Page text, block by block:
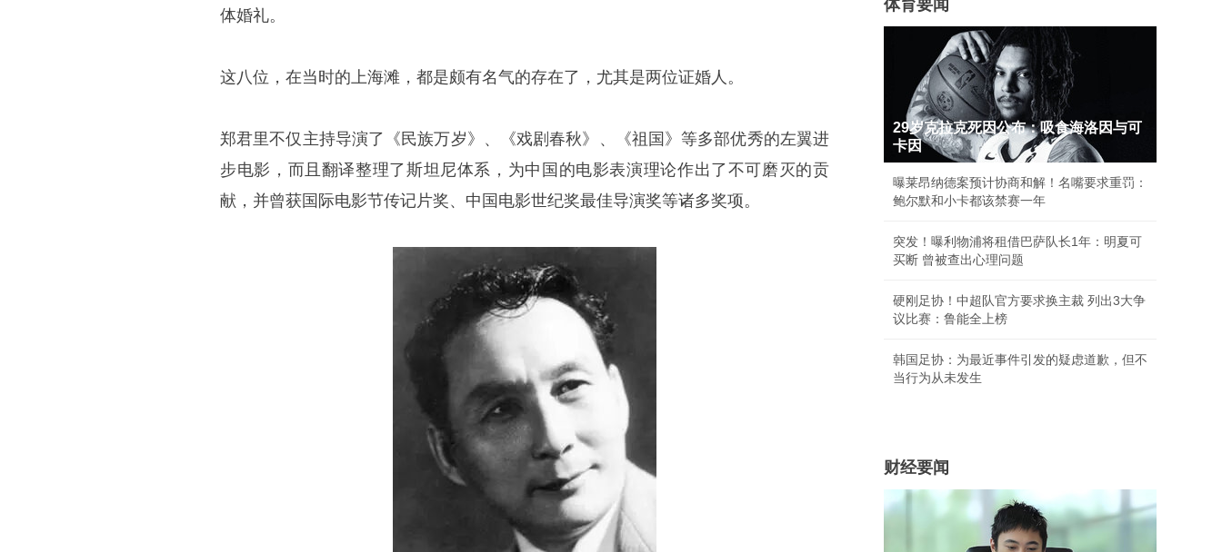
体婚礼。
这八位，在当时的上海滩，都是颇有名气的存在了，尤其是两位证婚人。
郑君里不仅主持导演了《民族万岁》、《戏剧春秋》、《祖国》等多部优秀的左翼进
步电影，而且翻译整理了斯坦尼体系，为中国的电影表演理论作出了不可磨灭的贡
献，并曾获国际电影节传记片奖、中国电影世纪奖最佳导演奖等诸多奖项。
体育要闻
29岁克拉克死因公布：吸食海洛因与可
卡因
曝莱昂纳德案预计协商和解！名嘴要求重罚：
鲍尔默和小卡都该禁赛一年
突发！曝利物浦将租借巴萨队长1年：明夏可
买断 曾被查出心理问题
硬刚足协！中超队官方要求换主裁 列出3大争
议比赛：鲁能全上榜
韩国足协：为最近事件引发的疑虑道歉，但不
当行为从未发生
财经要闻